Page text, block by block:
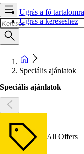
Ugrás a fő tartalomra
Ugrás a kereséshez
Speciális ajánlatok
Speciális ajánlatok
All Offers